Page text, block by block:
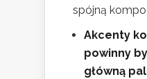
spójną
Akcenty
powinny
główną